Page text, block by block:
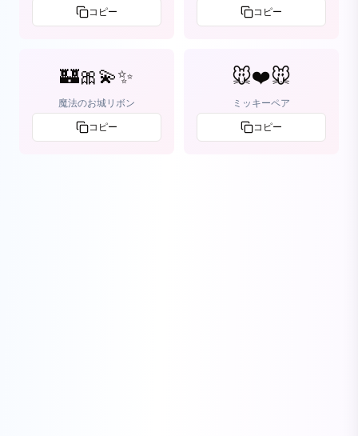
コピー コピー
🏰🎀💫✨
魔法のお城リボン
コピー
🐭❤️🐭
ミッキーペア
コピー